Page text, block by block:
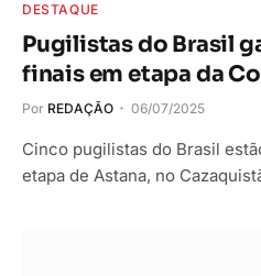
DESTAQUE
Pugilistas do Brasil
finais em etapa da
Por REDAÇÃO 06/07/2025
Cinco pugilistas do Brasil
etapa de Astana, no